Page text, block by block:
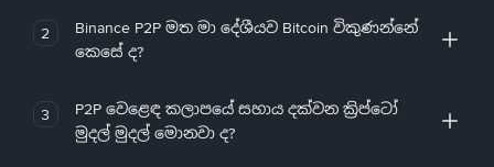
2
Binance P2P මත මා දේශීයව Bitcoin විකුණන්නේ
කෙසේ ද?
3
P2P වෙළෙඳ කලාපයේ සහාය දක්වන ක්‍රිප්ටෝ
මුදල් මුදල් මොනවා ද?